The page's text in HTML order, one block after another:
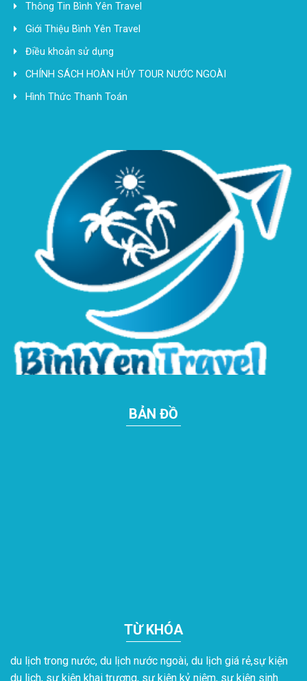
Thông Tin Bình Yên Travel
Giới Thiệu Bình Yên Travel
Điều khoản sử dụng
CHÍNH SÁCH HOÀN HỦY TOUR NƯỚC NGOÀI
Hình Thức Thanh Toán
BẢN ĐỒ
TỪ KHÓA
du lịch trong nước, du lịch nước ngoài, du lịch giá rẻ,sự kiện
du lịch, sự kiện khai trương, sự kiện kỷ niệm, sự kiện sinh